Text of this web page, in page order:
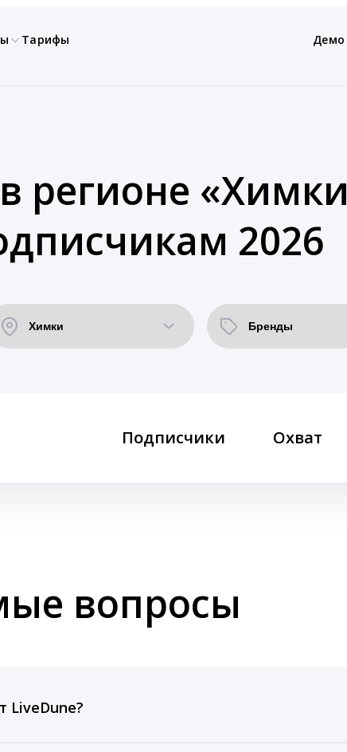
Тарифы Демо
регионе
2026
Подписчики Охват
вопросы
LiveDune?